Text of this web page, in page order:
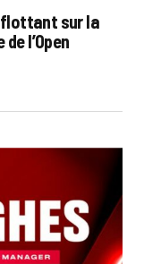
flottant sur la
l’Open